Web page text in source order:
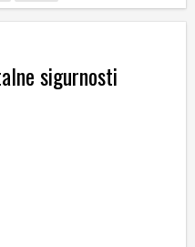
sigurnosti